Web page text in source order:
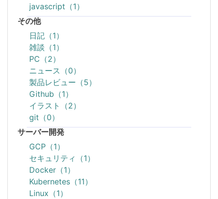
javascript（1）
その他
日記（1）
雑談（1）
PC（2）
ニュース（0）
製品レビュー（5）
Github（1）
イラスト（2）
git（0）
サーバー開発
GCP（1）
セキュリティ（1）
Docker（1）
Kubernetes（11）
Linux（1）